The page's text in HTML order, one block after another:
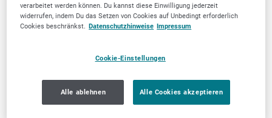
verarbeitet werden können. Du kannst diese Einwilligung jederzeit
widerrufen, indem Du das Setzen von Cookies auf Unbedingt erforderlich
Cookies beschränkst. Datenschutzhinweise Impressum
Cookie-Einstellungen
Alle ablehnen Alle Cookies akzeptieren